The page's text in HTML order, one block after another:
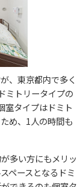
、東京都内で多く
ミトリータイプの
室タイプはドミト
め、1人の時間も
多い方にもメリッ
ペースとなるドミ